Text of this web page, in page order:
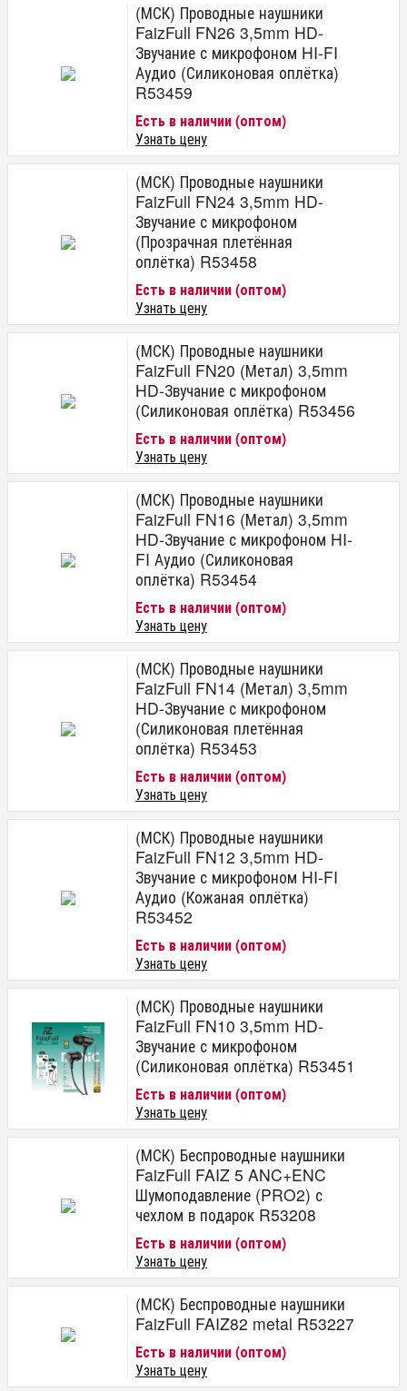
(МСК) Проводные наушники
FaizFull FN26 3,5mm HD-
Звучание с микрофоном HI-FI
Аудио (Силиконовая оплётка)
R53459
Есть в наличии (оптом)
Узнать цену
(МСК) Проводные наушники
FaizFull FN24 3,5mm HD-
Звучание с микрофоном
(Прозрачная плетённая
оплётка) R53458
Есть в наличии (оптом)
Узнать цену
(МСК) Проводные наушники
FaizFull FN20 (Метал) 3,5mm
HD-Звучание с микрофоном
(Силиконовая оплётка) R53456
Есть в наличии (оптом)
Узнать цену
(МСК) Проводные наушники
FaizFull FN16 (Метал) 3,5mm
HD-Звучание с микрофоном HI-
FI Аудио (Силиконовая
оплётка) R53454
Есть в наличии (оптом)
Узнать цену
(МСК) Проводные наушники
FaizFull FN14 (Метал) 3,5mm
HD-Звучание с микрофоном
(Силиконовая плетённая
оплётка) R53453
Есть в наличии (оптом)
Узнать цену
(МСК) Проводные наушники
FaizFull FN12 3,5mm HD-
Звучание с микрофоном HI-FI
Аудио (Кожаная оплётка)
R53452
Есть в наличии (оптом)
Узнать цену
(МСК) Проводные наушники
FaizFull FN10 3,5mm HD-
Звучание с микрофоном
(Силиконовая оплётка) R53451
Есть в наличии (оптом)
Узнать цену
(МСК) Беспроводные наушники
FaizFull FAIZ 5 ANC+ENC
Шумоподавление (PRO2) с
чехлом в подарок R53208
Есть в наличии (оптом)
Узнать цену
(МСК) Беспроводные наушники
FaizFull FAIZ82 metal R53227
Есть в наличии (оптом)
Узнать цену